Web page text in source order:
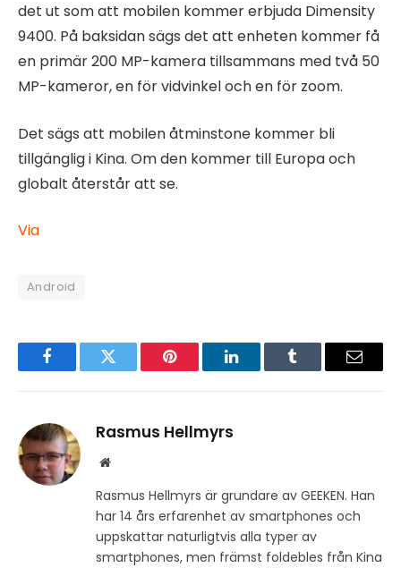
det ut som att mobilen kommer erbjuda Dimensity
9400. På baksidan sägs det att enheten kommer få
en primär 200 MP-kamera tillsammans med två 50
MP-kameror, en för vidvinkel och en för zoom.
Det sägs att mobilen åtminstone kommer bli
tillgänglig i Kina. Om den kommer till Europa och
globalt återstår att se.
Via
Android
FacebookTwitter Pinterest LinkedInTumblr Email
Rasmus Hellmyrs
Website
Rasmus Hellmyrs är grundare av GEEKEN. Han
har 14 års erfarenhet av smartphones och
uppskattar naturligtvis alla typer av
smartphones, men främst foldebles från Kina